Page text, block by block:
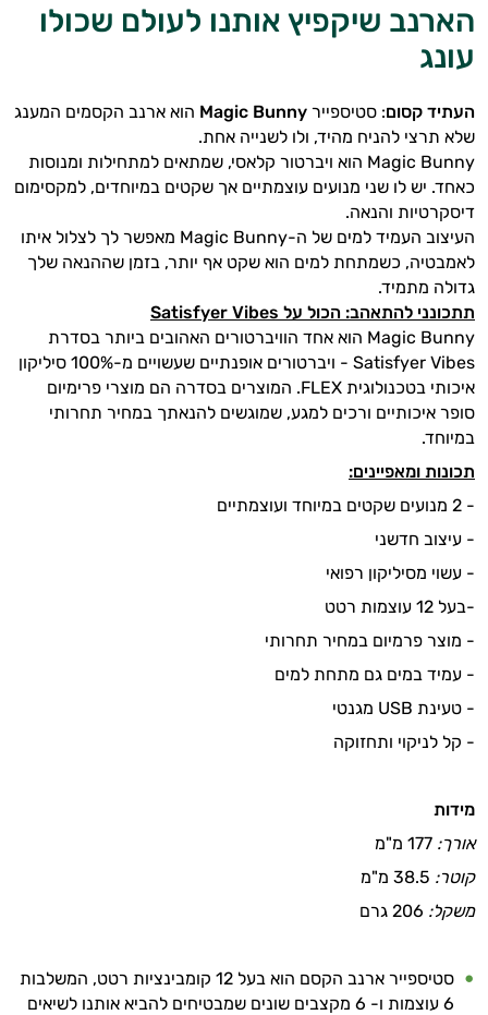
מדריכים
הארנב שיקפיץ אותנו לעולם שכולו
עונג
העתיד קסום: סטיספייר Magic Bunny הוא ארנב הקסמים המענג
שלא תרצי להניח מהיד, ולו לשנייה אחת.
Magic Bunny הוא ויברטור קלאסי, שמתאים למתחילות ומנוסות
כאחד. יש לו שני מנועים עוצמתיים אך שקטים במיוחדים, למקסימום
דיסקרטיות והנאה.
העיצוב העמיד למים של ה-Magic Bunny מאפשר לך לצלול איתו
לאמבטיה, כשמתחת למים הוא שקט אף יותר, בזמן שההנאה שלך
גדולה מתמיד.
תתכונני להתאהב: הכול על Satisfyer Vibes
Magic Bunny הוא אחד הוויברטורים האהובים ביותר בסדרת
Satisfyer Vibes - ויברטורים אופנתיים שעשויים מ-100% סיליקון
איכותי בטכנולוגית FLEX. המוצרים בסדרה הם מוצרי פרימיום
סופר איכותיים ורכים למגע, שמוגשים להנאתך במחיר תחרותי
במיוחד.
תכונות ומאפיינים:
- 2 מנועים שקטים במיוחד ועוצמתיים
- עיצוב חדשני
- עשוי מסיליקון רפואי
-בעל 12 עוצמות רטט
- מוצר פרמיום במחיר תחרותי
- עמיד במים גם מתחת למים
- טעינת USB מגנטי
- קל לניקוי ותחזוקה
מידות
אורך:
קוטר:
משקל:
סטיספייר ארנב הקסם הוא בעל 12 קומבינציות רטט, המשלבות
6 עוצמות ו- 6 מקצבים שונים שמבטיחים להביא אותנו לשיאים